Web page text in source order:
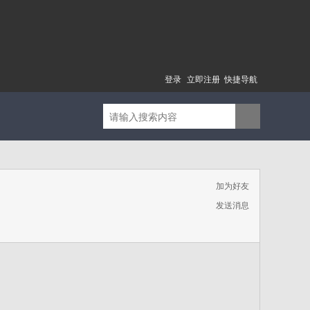
快捷导航
登录 立即注册
加为好友
发送消息